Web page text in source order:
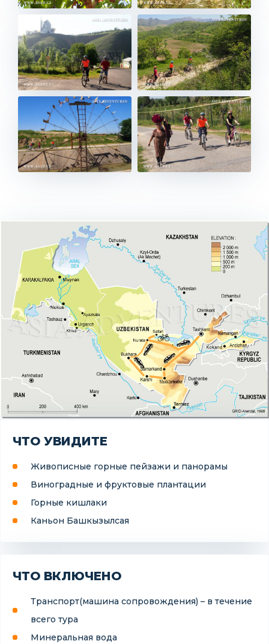
ЧТО УВИДИТЕ
Живописные горные пейзажи и панорамы
Виноградные и фруктовые плантации
Горные кишлаки
Каньон Башкызылсая
ЧТО ВКЛЮЧЕНО
Транспорт(машина сопровождения) – в течение
всего тура
Минеральная вода